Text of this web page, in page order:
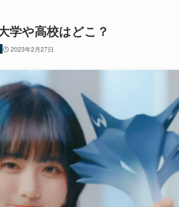
学や高校はどこ？
2023年2月27日